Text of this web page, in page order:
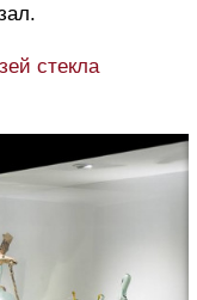
стекла